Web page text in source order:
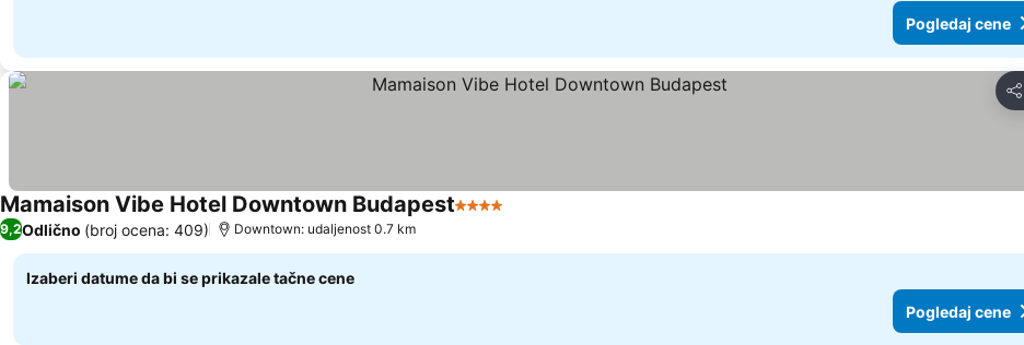
Pogledaj cene
Deli
Mamaison Vibe Hotel Downtown Budapest4 Zvezdice
9,2Odlično (broj ocena: 409) Downtown: udaljenost 0.7 km
Izaberi datume da bi se prikazale tačne cene
Pogledaj cene